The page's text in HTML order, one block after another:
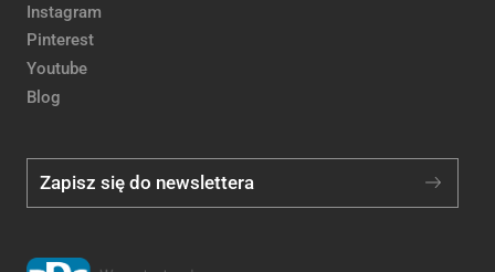
Instagram
Pinterest
Youtube
Blog
Zapisz się do newslettera